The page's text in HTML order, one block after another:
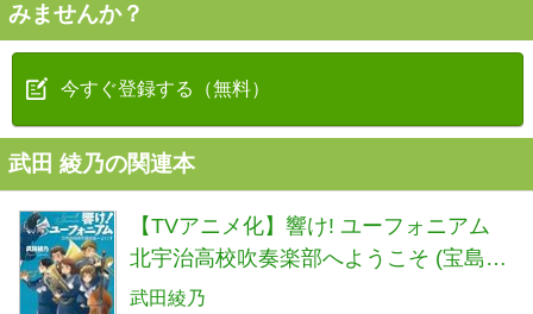
みませんか？
今すぐ登録する（無料）
武田 綾乃の関連本
【TVアニメ化】響け! ユーフォニアム
北宇治高校吹奏楽部へようこそ (宝島社
文庫)
武田綾乃